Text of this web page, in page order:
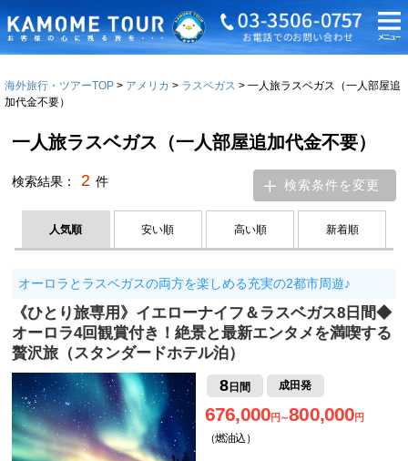
海外旅行・ツアーTOP アメリカ ラスベガス
一人旅ラスベガス（一人部屋追
加代金不要）
一人旅ラスベガス（一人部屋追加代金不要）
検索結果： 2 件 検索条件を変更
人気順 安い順 高い順 新着順
オーロラとラスベガスの両方を楽しめる充実の2都市周遊♪
《ひとり旅専用》イエローナイフ＆ラスベガス8日間◆
オーロラ4回観賞付き！絶景と最新エンタメを満喫する
贅沢旅（スタンダードホテル泊）
8日間 成田発
676,000円～800,000円
（燃油込）